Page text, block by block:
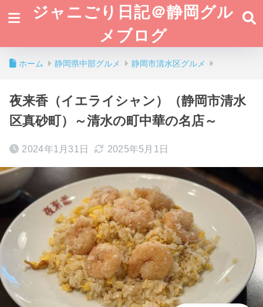
ジャニごり日記＠静岡グル
メブログ
ホーム 静岡県中部グルメ 静岡市清水区グルメ
夜来香（イエライシャン）（静岡市清水
区真砂町）～清水の町中華の名店～
2024年1月31日 2025年5月1日